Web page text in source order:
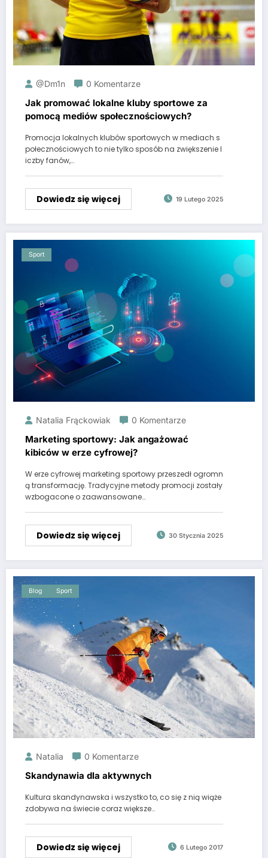
@dm1n 0 Komentarze
Jak promować lokalne kluby sportowe za
pomocą mediów społecznościowych?
Promocja lokalnych klubów sportowych w mediach s
połecznościowych to nie tylko sposób na zwiększenie l
iczby fanów,…
Dowiedz się więcej 19 Lutego 2025
Sport
Natalia Frąckowiak 0 Komentarze
Marketing sportowy: Jak angażować
kibiców w erze cyfrowej?
W erze cyfrowej marketing sportowy przeszedł ogromn
ą transformację. Tradycyjne metody promocji zostały
wzbogacone o zaawansowane…
Dowiedz się więcej 30 Stycznia 2025
Blog Sport
Natalia 0 Komentarze
Skandynawia dla aktywnych
Kultura skandynawska i wszystko to, co się z nią wiąże
zdobywa na świecie coraz większe…
Dowiedz się więcej 6 Lutego 2017